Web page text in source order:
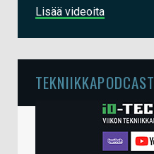
Lisää videoita
TEKNIIKKAPODCAST